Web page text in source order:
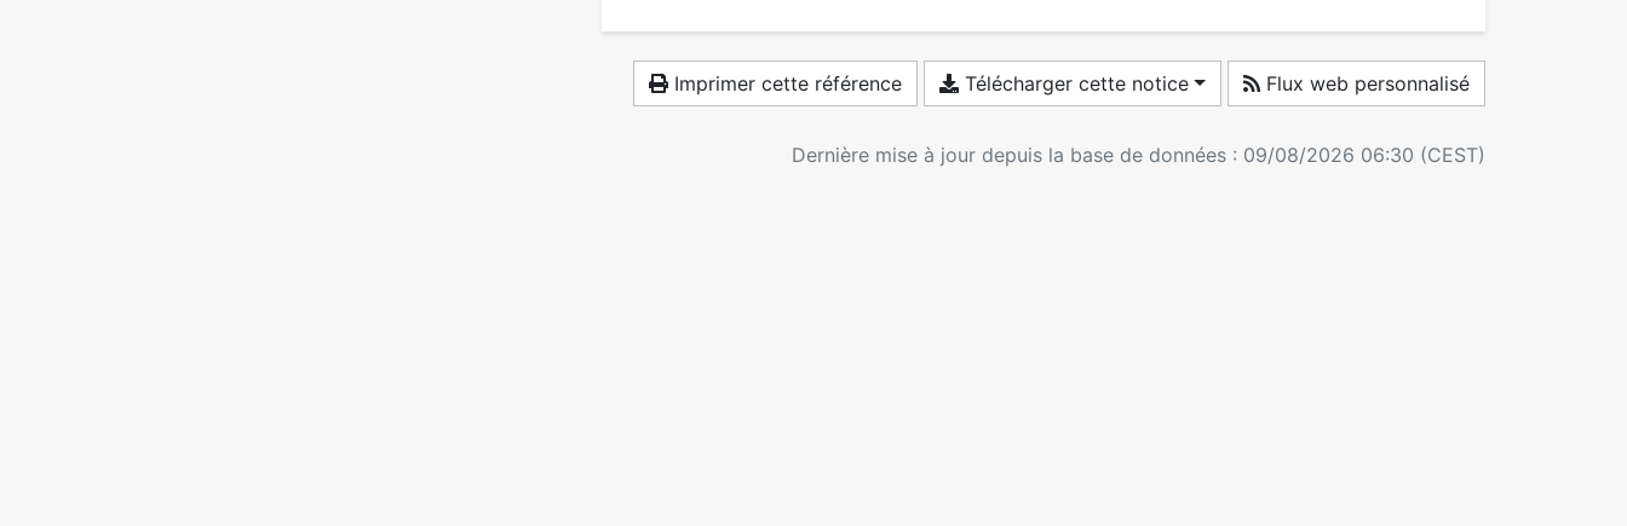
Imprimer cette référence Télécharger cette notice Flux web personnalisé
Dernière mise à jour depuis la base de données : 09/08/2026 06:30 (CEST)